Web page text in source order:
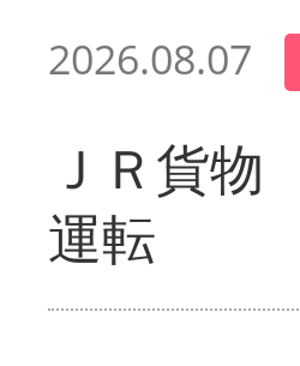
2026.08.07
ＪＲ貨
運転